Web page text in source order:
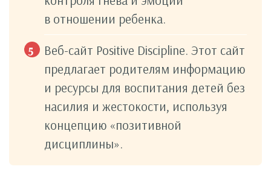
в отношении ребенка.
Веб-сайт Positive Discipline. Этот сайт
предлагает родителям информацию
и ресурсы для воспитания детей без
насилия и жестокости, используя
концепцию «позитивной
дисциплины».